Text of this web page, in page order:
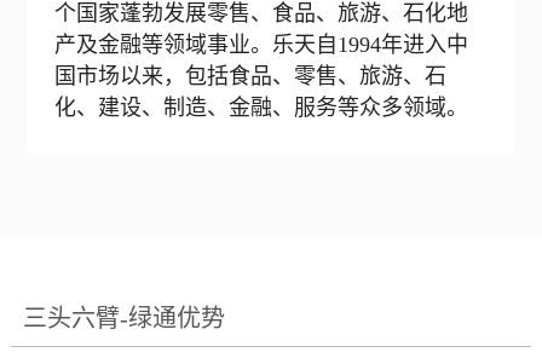
个国家蓬勃发展零售、食品、旅游、石化地
产及金融等领域事业。乐天自1994年进入中
国市场以来，包括食品、零售、旅游、石
化、建设、制造、金融、服务等众多领域。
三头六臂-绿通优势